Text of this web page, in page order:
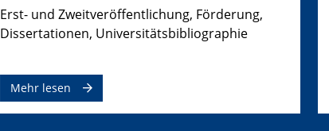
Erst- und Zweitveröffentlichung, Förderung,
Dissertationen, Universitätsbibliographie
Mehr lesen